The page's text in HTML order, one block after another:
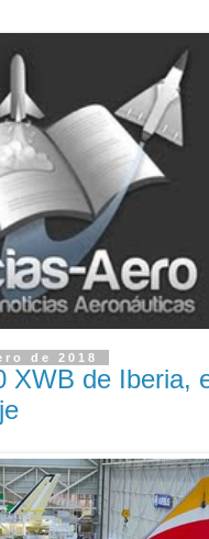
de 2018
XWB de Iberia,